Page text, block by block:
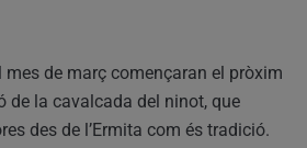
de març començaran el pròxim
de la cavalcada del ninot, que
des de l’Ermita com és tradició.